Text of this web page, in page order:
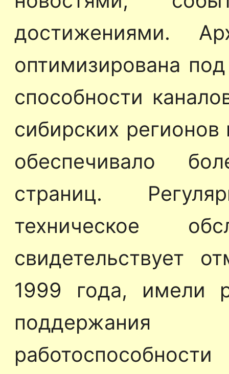
достижениями.
оптимизирована
способности
сибирских
обеспечивало
страниц.
техническое
свидетельствует
1999 года, имели